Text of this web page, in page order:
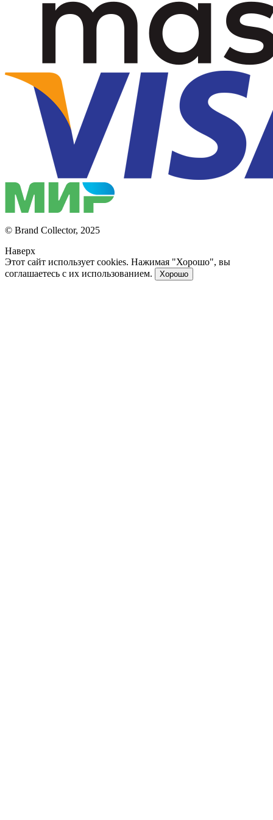
© Brand Collector, 2025
Наверх
Этот сайт использует cookies. Нажимая "Хорошо", вы
соглашаетесь с их использованием.
Хорошо